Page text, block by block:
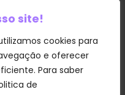
site!
cookies para
e oferecer
Para saber
de